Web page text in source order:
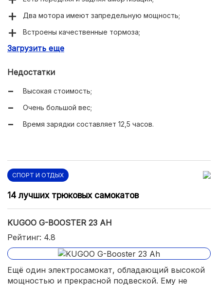
Два мотора имеют запредельную мощность;
Встроены качественные тормоза;
Можно достичь невероятной скорости;
Загрузить еще
Недостатки
Высокая стоимость;
Очень большой вес;
Время зарядки составляет 12,5 часов.
СПОРТ И ОТДЫХ
14 лучших трюковых самокатов
KUGOO G-BOOSTER 23 AH
Рейтинг: 4.8
Ещё один электросамокат, обладающий высокой
мощностью и прекрасной подвеской. Ему не